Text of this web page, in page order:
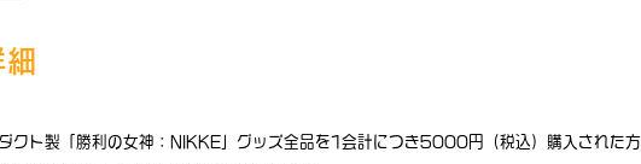
クト製「勝利の女神：NIKKE」グッズ全品を1会計につき5000円（税込）購入された方